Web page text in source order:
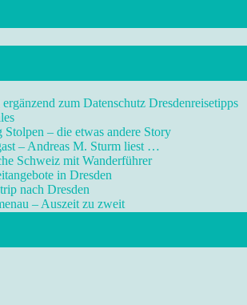
zum Datenschutz Dresdenreisetipps
– die etwas andere Story
– Andreas M. Sturm liest …
Schweiz mit Wanderführer
in Dresden
nach Dresden
– Auszeit zu zweit